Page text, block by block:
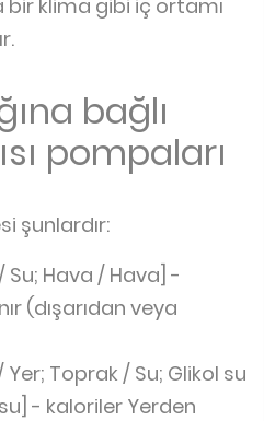
bir klima gibi iç ortamı
bağlı
pompaları
şunlardır:
Hava / Hava] -
(dışarıdan veya
Toprak / Su; Glikol su
- kaloriler Yerden